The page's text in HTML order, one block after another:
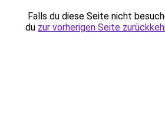
Falls du diese Seite nicht
du zur vorherigen Seite